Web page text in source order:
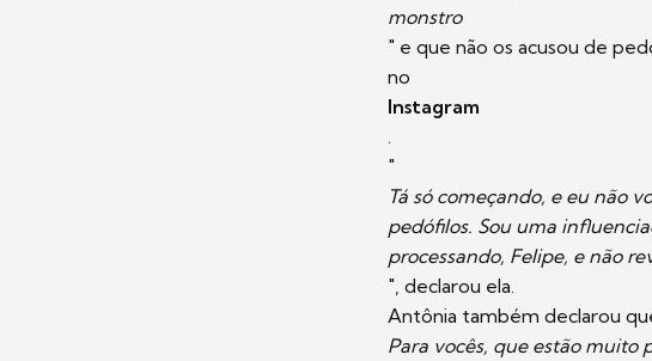
monstro
" e que não os acusou de
no
Instagram
"
Tá só começando, e eu não
pedófilos. Sou uma
processando, Felipe, e não
", declarou ela.
Antônia também declarou
Para vocês, que estão muito